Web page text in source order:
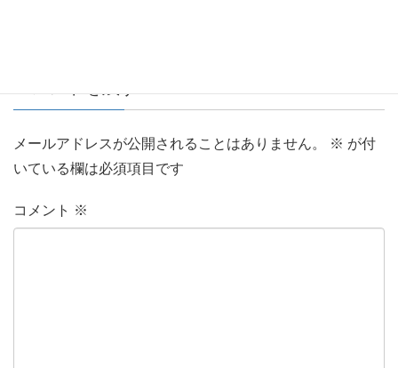
メールアドレスが公開されることはありません。 ※ が付
いている欄は必須項目です
コメント ※